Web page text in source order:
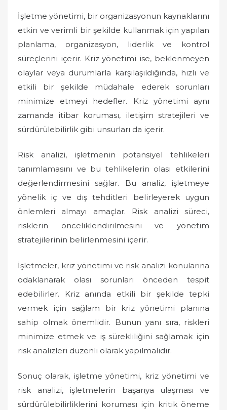
İşletme yönetimi, bir organizasyonun kaynaklarını
etkin ve verimli bir şekilde kullanmak için yapılan
planlama, organizasyon, liderlik ve kontrol
süreçlerini içerir. Kriz yönetimi ise, beklenmeyen
olaylar veya durumlarla karşılaşıldığında, hızlı ve
etkili bir şekilde müdahale ederek sorunları
minimize etmeyi hedefler. Kriz yönetimi aynı
zamanda itibar koruması, iletişim stratejileri ve
sürdürülebilirlik gibi unsurları da içerir.
Risk analizi, işletmenin potansiyel tehlikeleri
tanımlamasını ve bu tehlikelerin olası etkilerini
değerlendirmesini sağlar. Bu analiz, işletmeye
yönelik iç ve dış tehditleri belirleyerek uygun
önlemleri almayı amaçlar. Risk analizi süreci,
risklerin önceliklendirilmesini ve yönetim
stratejilerinin belirlenmesini içerir.
İşletmeler, kriz yönetimi ve risk analizi konularına
odaklanarak olası sorunları önceden tespit
edebilirler. Kriz anında etkili bir şekilde tepki
vermek için sağlam bir kriz yönetimi planına
sahip olmak önemlidir. Bunun yanı sıra, riskleri
minimize etmek ve iş sürekliliğini sağlamak için
risk analizleri düzenli olarak yapılmalıdır.
Sonuç olarak, işletme yönetimi, kriz yönetimi ve
risk analizi, işletmelerin başarıya ulaşması ve
sürdürülebilirliklerini koruması için kritik öneme